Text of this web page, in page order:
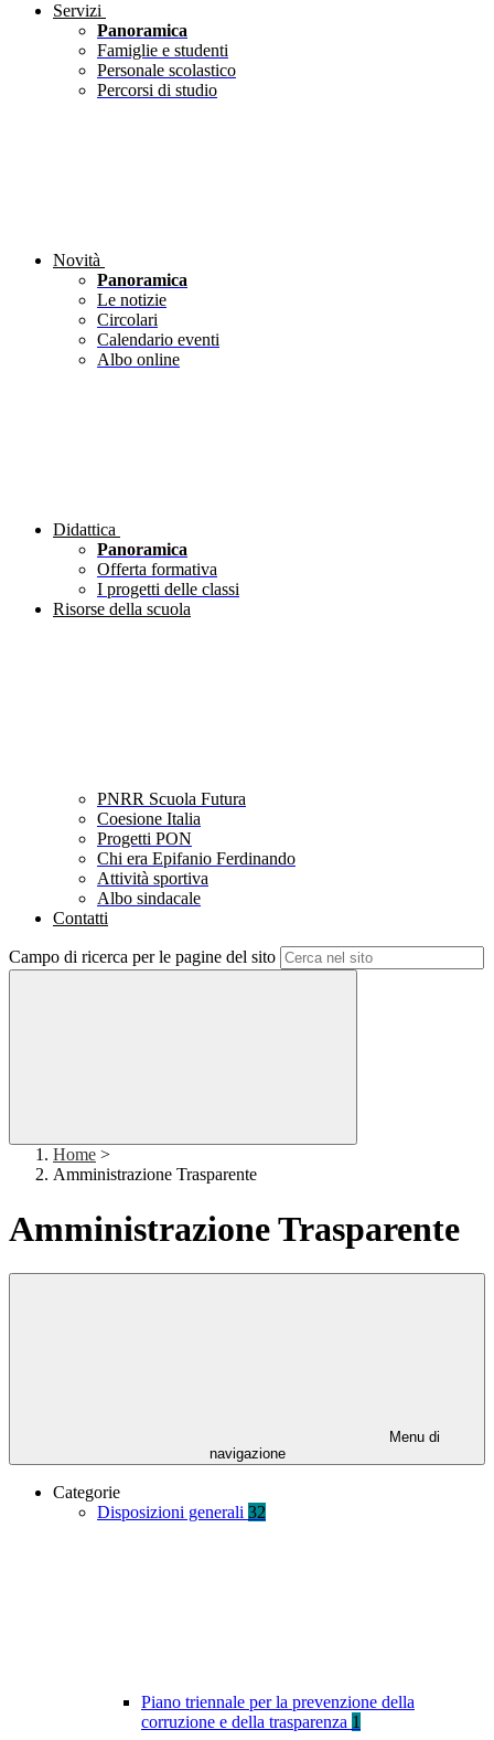
Servizi
Panoramica
Famiglie e studenti
Personale scolastico
Percorsi di studio
Novità
Panoramica
Le notizie
Circolari
Calendario eventi
Albo online
Didattica
Panoramica
Offerta formativa
I progetti delle classi
Risorse della scuola
PNRR Scuola Futura
Coesione Italia
Progetti PON
Chi era Epifanio Ferdinando
Attività sportiva
Albo sindacale
Contatti
Campo di ricerca per le pagine del sito
Home >
Amministrazione Trasparente
Amministrazione Trasparente
Menu di
navigazione
Categorie
Disposizioni generali 32
Piano triennale per la prevenzione della
corruzione e della trasparenza 1